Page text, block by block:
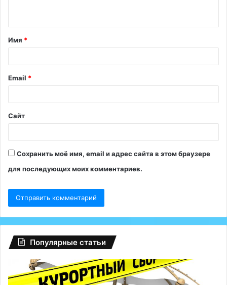
т
а
й
*
Имя *
Email *
Сайт
Сохранить моё имя, email и адрес сайта в этом браузере
для последующих моих комментариев.
Популярные статьи
Регионам
разрешили